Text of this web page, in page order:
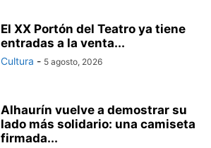
El XX Portón del Teatro ya tiene
entradas a la venta...
Cultura - 5 agosto, 2026
Alhaurín vuelve a demostrar su
lado más solidario: una camiseta
firmada...